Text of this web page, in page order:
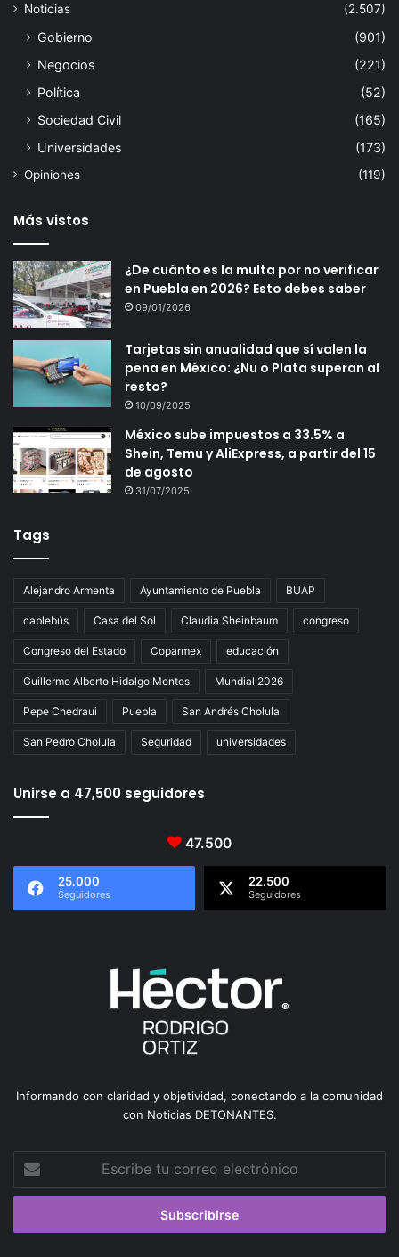
Noticias
(2.507)
Gobierno
(901)
Negocios
(221)
Política
(52)
Sociedad Civil
(165)
Universidades
(173)
Opiniones (119)
Más vistos
¿De cuánto es la multa por no verificar
en Puebla en 2026? Esto debes saber
09/01/2026
Tarjetas sin anualidad que sí valen la
pena en México: ¿Nu o Plata superan al
resto?
10/09/2025
México sube impuestos a 33.5% a
Shein, Temu y AliExpress, a partir del 15
de agosto
31/07/2025
Tags
Alejandro Armenta Ayuntamiento de Puebla BUAP
cablebús Casa del Sol Claudia Sheinbaum congreso
Congreso del Estado Coparmex educación
Guillermo Alberto Hidalgo Montes Mundial 2026
Pepe Chedraui Puebla San Andrés Cholula
San Pedro Cholula Seguridad universidades
Unirse a 47,500 seguidores
47.500
25.000
Seguidores
22.500
Seguidores
Informando con claridad y objetividad, conectando a la comunidad
con Noticias DETONANTES.
correo